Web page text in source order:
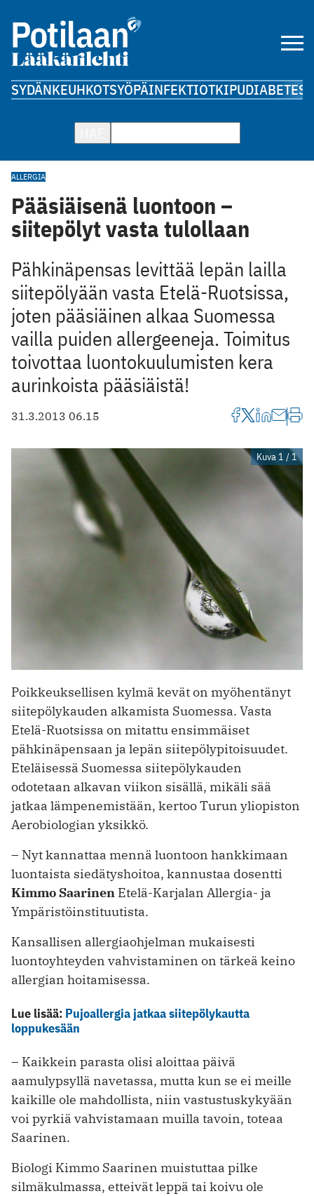
SYDÄNKEUHKOTSYÖPÄINFEKTIOTKIPUDIABETES
ALLERGIA
Pääsiäisenä luontoon –
siitepölyt vasta tulollaan
Pähkinäpensas levittää lepän lailla
siitepölyään vasta Etelä-Ruotsissa,
joten pääsiäinen alkaa Suomessa
vailla puiden allergeeneja. Toimitus
toivottaa luontokuulumisten kera
aurinkoista pääsiäistä!
31.3.2013 06.15
Kuva 1 / 1
Poikkeuksellisen kylmä kevät on myöhentänyt
siitepölykauden alkamista Suomessa. Vasta
Etelä-Ruotsissa on mitattu ensimmäiset
pähkinäpensaan ja lepän siitepölypitoisuudet.
Eteläisessä Suomessa siitepölykauden
odotetaan alkavan viikon sisällä, mikäli sää
jatkaa lämpenemistään, kertoo Turun yliopiston
Aerobiologian yksikkö.
– Nyt kannattaa mennä luontoon hankkimaan
luontaista siedätyshoitoa, kannustaa dosentti
Kimmo Saarinen Etelä-Karjalan Allergia- ja
Ympäristöinstituutista.
Kansallisen allergiaohjelman mukaisesti
luontoyhteyden vahvistaminen on tärkeä keino
allergian hoitamisessa.
Lue lisää: Pujoallergia jatkaa siitepölykautta
loppukesään
– Kaikkein parasta olisi aloittaa päivä
aamulypsyllä navetassa, mutta kun se ei meille
kaikille ole mahdollista, niin vastustuskykyään
voi pyrkiä vahvistamaan muilla tavoin, toteaa
Saarinen.
Biologi Kimmo Saarinen muistuttaa pilke
silmäkulmassa, etteivät leppä tai koivu ole